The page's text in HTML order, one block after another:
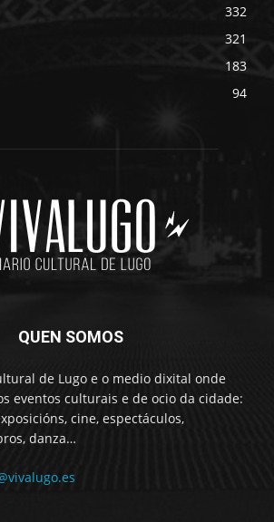
332
321
183
94
QUEN SOMOS
de Lugo e o medio dixital onde
eventos culturais e de ocio da cidade:
cine, espectáculos,
danza…